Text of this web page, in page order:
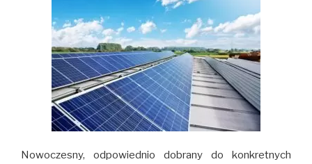
Nowoczesny, odpowiednio dobrany do konkretnych